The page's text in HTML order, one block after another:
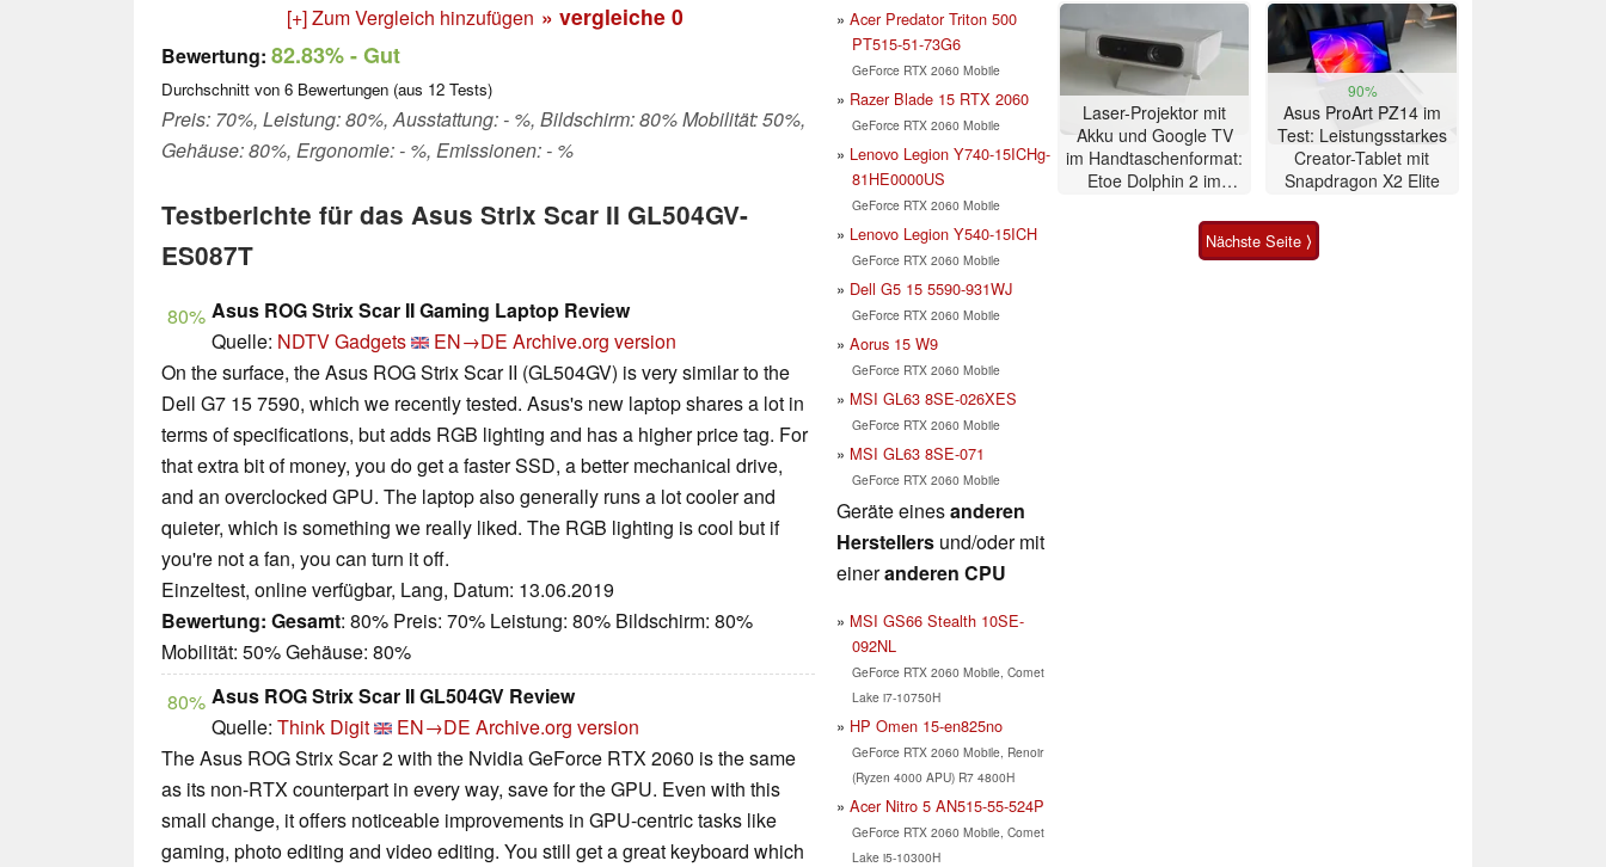
[+] Zum Vergleich hinzufügen » vergleiche 0
Bewertung: 82.83%- Gut
Durchschnitt von 6 Bewertungen (aus 12 Tests)
Preis: 70%, Leistung: 80%, Ausstattung: - %, Bildschirm: 80% Mobilität: 50%,
Gehäuse: 80%, Ergonomie: - %, Emissionen: - %
Testberichte für das Asus Strix Scar II GL504GV-
ES087T
80% Asus ROG Strix Scar II Gaming Laptop Review
Quelle: NDTV Gadgets EN→DE Archive.org version
On the surface, the Asus ROG Strix Scar II (GL504GV) is very similar to the
Dell G7 15 7590, which we recently tested. Asus's new laptop shares a lot in
terms of specifications, but adds RGB lighting and has a higher price tag. For
that extra bit of money, you do get a faster SSD, a better mechanical drive,
and an overclocked GPU. The laptop also generally runs a lot cooler and
quieter, which is something we really liked. The RGB lighting is cool but if
you're not a fan, you can turn it off.
Einzeltest, online verfügbar, Lang, Datum: 13.06.2019
Bewertung: Gesamt: 80% Preis: 70% Leistung: 80% Bildschirm: 80%
Mobilität: 50% Gehäuse: 80%
80% Asus ROG Strix Scar II GL504GV Review
Quelle: Think Digit EN→DE Archive.org version
The Asus ROG Strix Scar 2 with the Nvidia GeForce RTX 2060 is the same
as its non-RTX counterpart in every way, save for the GPU. Even with this
small change, it offers noticeable improvements in GPU-centric tasks like
gaming, photo editing and video editing. You still get a great keyboard which
Acer Predator Triton 500
PT515-51-73G6
GeForce RTX 2060 Mobile
Razer Blade 15 RTX 2060
GeForce RTX 2060 Mobile
Lenovo Legion Y740-15ICHg-
81HE0000US
GeForce RTX 2060 Mobile
Lenovo Legion Y540-15ICH
GeForce RTX 2060 Mobile
Dell G5 15 5590-931WJ
GeForce RTX 2060 Mobile
Aorus 15 W9
GeForce RTX 2060 Mobile
MSI GL63 8SE-026XES
GeForce RTX 2060 Mobile
MSI GL63 8SE-071
GeForce RTX 2060 Mobile
Geräte einesanderen
Herstellers und/oder mit
eineranderen CPU
MSI GS66 Stealth 10SE-
092NL
GeForce RTX 2060 Mobile, Comet
Lake i7-10750H
HP Omen 15-en825no
GeForce RTX 2060 Mobile, Renoir
(Ryzen 4000 APU) R7 4800H
Acer Nitro 5 AN515-55-524P
GeForce RTX 2060 Mobile, Comet
Lake i5-10300H
Laser-Projektor mit
Akku und Google TV
im Handtaschenformat:
Etoe Dolphin 2 im
90%
Asus ProArt PZ14 im
Test: Leistungsstarkes
Creator-Tablet mit
Snapdragon X2 Elite
Nächste Seite ⟩